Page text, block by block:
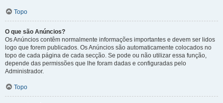
Topo
O que são Anúncios?
Os Anúncios contêm normalmente informações importantes e devem ser lidos
logo que forem publicados. Os Anúncios são automaticamente colocados no
topo de cada página de cada secção. Se pode ou não utilizar essa função,
depende das permissões que lhe foram dadas e configuradas pelo
Administrador.
Topo